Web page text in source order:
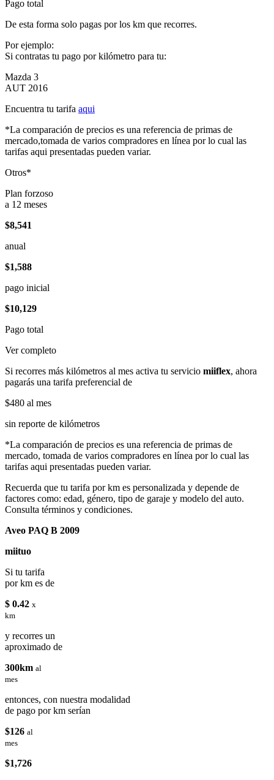
Pago total
De esta forma solo pagas por los km que recorres.
Por ejemplo:
Si contratas tu pago por kilómetro para tu:
Mazda 3
AUT 2016
Encuentra tu tarifa aqui
*La comparación de precios es una referencia de primas de
mercado,tomada de varios compradores en línea por lo cual las
tarifas aqui presentadas pueden variar.
Otros*
Plan forzoso
a 12 meses
$8,541
anual
$1,588
pago inicial
$10,129
Pago total
Ver completo
Si recorres más kilómetros al mes activa tu servicio miiflex, ahora
pagarás una tarifa preferencial de
$480 al mes
sin reporte de kilómetros
*La comparación de precios es una referencia de primas de
mercado, tomada de varios compradores en línea por lo cual las
tarifas aqui presentadas pueden variar.
Recuerda que tu tarifa por km es personalizada y depende de
factores como: edad, género, tipo de garaje y modelo del auto.
Consulta términos y condiciones.
Aveo PAQ B 2009
miituo
Si tu tarifa
por km es de
$ 0.42 x
km
y recorres un
aproximado de
300km al
mes
entonces, con nuestra modalidad
de pago por km serían
$126 al
mes
$1,726